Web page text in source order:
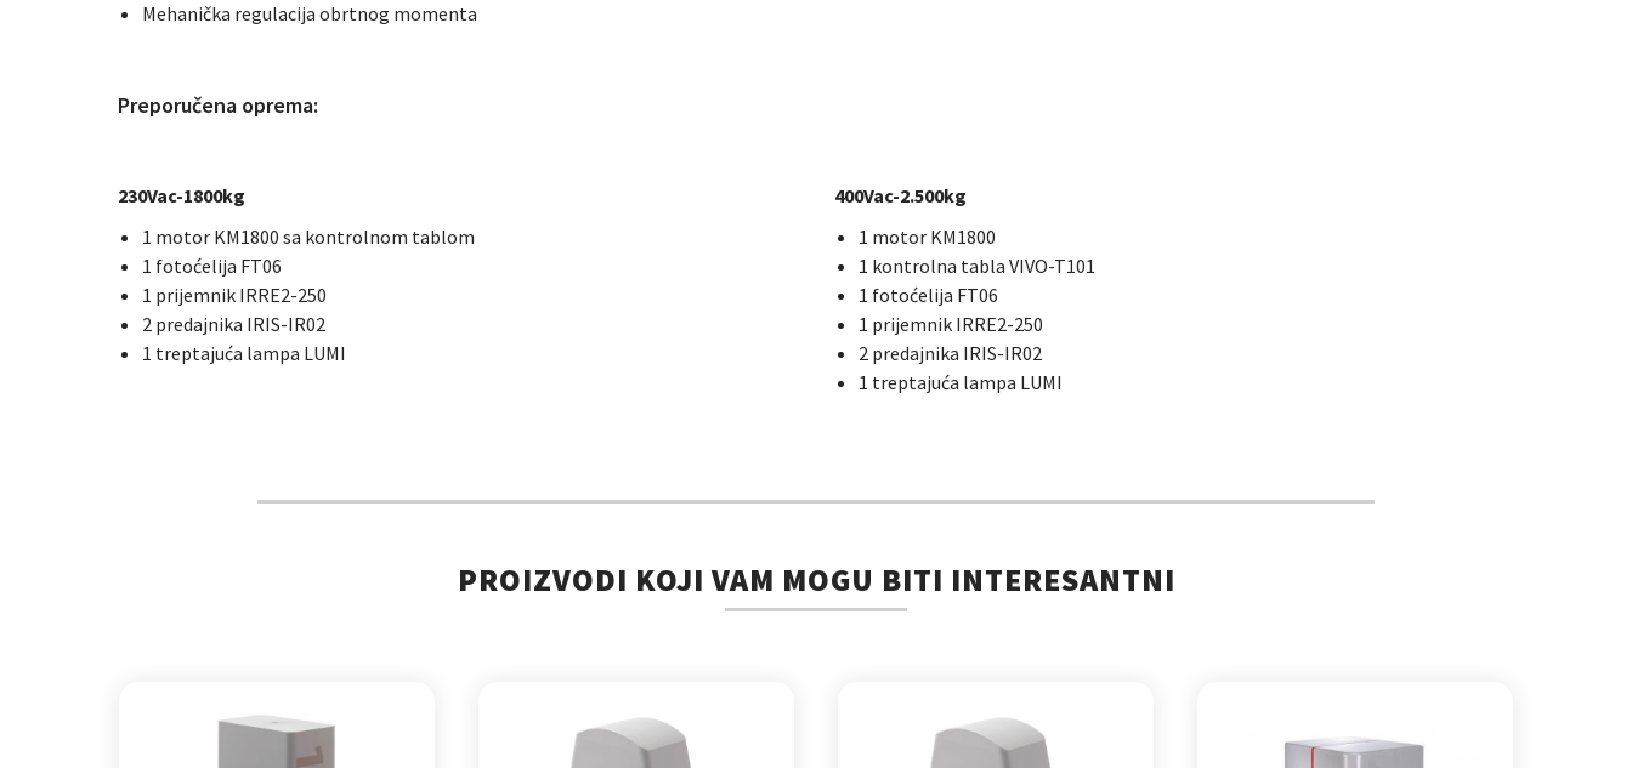
Mehanička regulacija obrtnog momenta
Preporučena oprema:
230Vac-1800kg
1 motor KM1800 sa kontrolnom tablom
1 fotoćelija FT06
1 prijemnik IRRE2-250
2 predajnika IRIS-IR02
1 treptajuća lampa LUMI
400Vac-2.500kg
1 motor KM1800
1 kontrolna tabla VIVO-T101
1 fotoćelija FT06
1 prijemnik IRRE2-250
2 predajnika IRIS-IR02
1 treptajuća lampa LUMI
PROIZVODI KOJI VAM MOGU BITI INTERESANTNI